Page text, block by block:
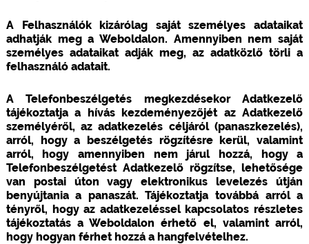
A Felhasználók kizárólag saját személyes adataikat
adhatják meg a Weboldalon. Amennyiben nem saját
személyes adataikat adják meg, az adatközlő törli a
felhasználó adatait.
A Telefonbeszélgetés megkezdésekor Adatkezelő
tájékoztatja a hívás kezdeményezőjét az Adatkezelő
személyéről, az adatkezelés céljáról (panaszkezelés),
arról, hogy a beszélgetés rögzítésre kerül, valamint
arról, hogy amennyiben nem járul hozzá, hogy a
Telefonbeszélgetést Adatkezelő rögzítse, lehetősége
van postai úton vagy elektronikus levelezés útján
benyújtania a panaszát. Tájékoztatja továbbá arról a
tényről, hogy az adatkezeléssel kapcsolatos részletes
tájékoztatás a Weboldalon érhető el, valamint arról,
hogy hogyan férhet hozzá a hangfelvételhez.